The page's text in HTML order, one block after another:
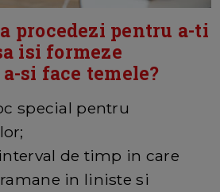
procedezi pentru a-ti
isi formeze
si face temele?
special pentru
de timp in care
in liniste si